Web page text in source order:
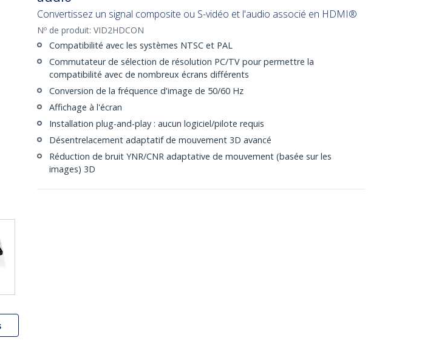
Convertissez un signal composite ou S-vidéo et l'audio associé en HDMI®
Nº de produit: VID2HDCON
Compatibilité avec les systèmes NTSC et PAL
Commutateur de sélection de résolution PC/TV pour permettre la
compatibilité avec de nombreux écrans différents
Conversion de la fréquence d'image de 50/60 Hz
Affichage à l'écran
Installation plug-and-play : aucun logiciel/pilote requis
Désentrelacement adaptatif de mouvement 3D avancé
Réduction de bruit YNR/CNR adaptative de mouvement (basée sur les
images) 3D